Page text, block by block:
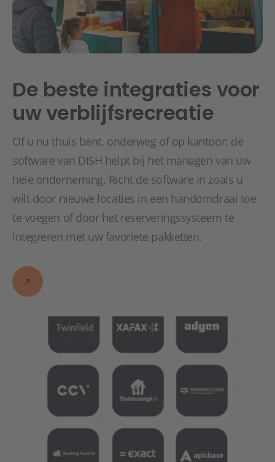
De beste integraties voor
uw verblijfsrecreatie
Of u nu thuis bent, onderweg of op kantoor: de
software van DISH helpt bij het managen van uw
hele onderneming. Richt de software in zoals u
wilt door nieuwe locaties in een handomdraai toe
te voegen of door het reserveringssysteem te
integreren met uw favoriete pakketten.